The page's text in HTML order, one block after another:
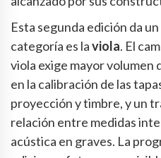
Esta segunda edición da
categoría es laviola. El
viola exige mayor volumen
en la calibración de las
proyección y timbre, y un
relación entre medidas
acústica en graves. La